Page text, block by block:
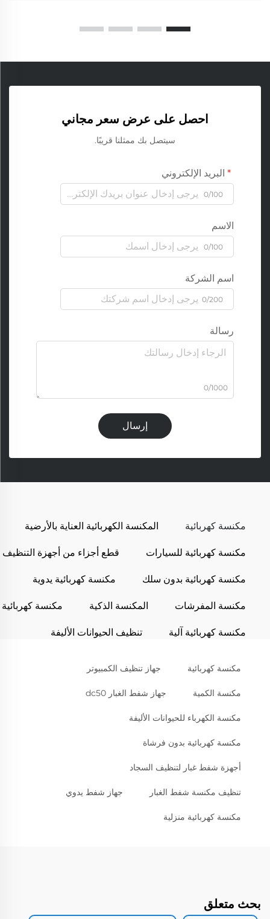
احصل على عرض سعر مجاني
سيتصل بك ممثلنا قريبًا.
البريد الإلكتروني
0/100
الاسم
0/100
اسم الشركة
0/200
رسالة
0/1000
إرسال
مكنسة كهربائية
المكنسة الكهربائية العناية بالأرضية
مكنسة كهربائية للسيارات
قطع أجزاء من أجهزة التنظيف
مكنسة كهربائية بدون سلك
مكنسة كهربائية يدوية
مكنسة المفرشات
المكنسة الذكية
مكنسة كهربائية
مكنسة كهربائية آلية
تنظيف الحيوانات الأليفة
مكنسة كهربائية جهاز تنظيف الكمبيوتر
مكنسة الكمية جهاز شفط الغبار dc50
مكنسة الكهرباء للحيوانات الأليفة
مكنسة كهربائية بدون فرشاة
أجهزة شفط غبار لتنظيف السجاد
تنظيف مكنسة شفط الغبار جهاز شفط يدوي
مكنسة كهربائية منزلية
بحث متعلق